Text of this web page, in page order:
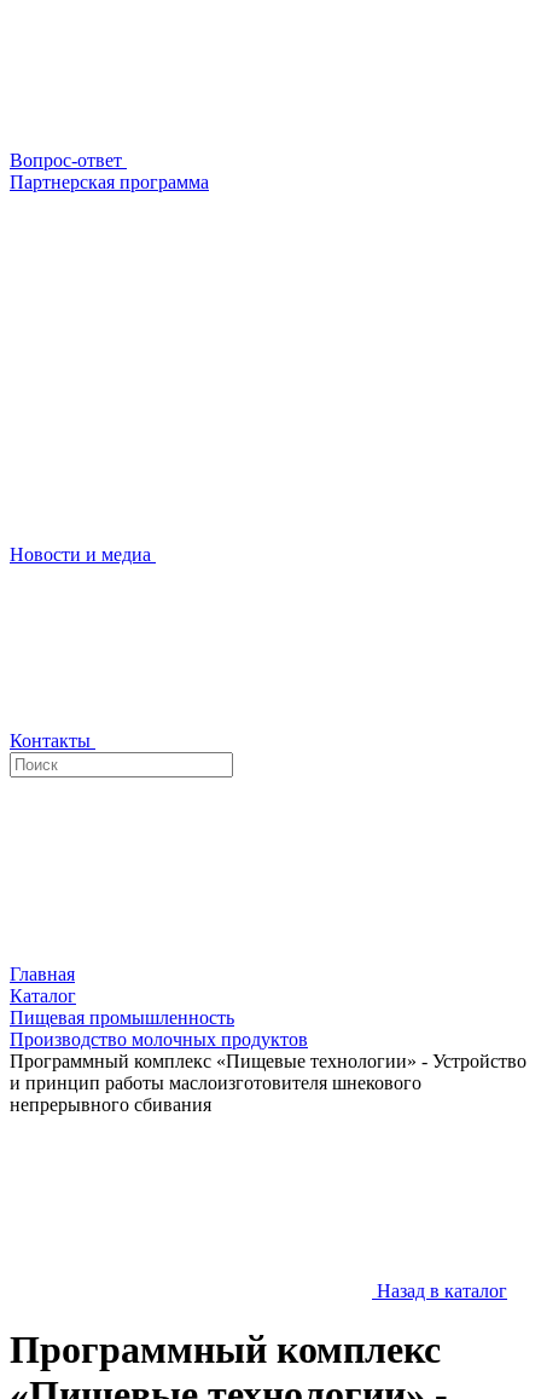
Вопрос-ответ
Партнерская программа
Новости и медиа
Контакты
Главная
Каталог
Пищевая промышленность
Производство молочных продуктов
Программный комплекс «Пищевые технологии» - Устройство
и принцип работы маслоизготовителя шнекового
непрерывного сбивания
Назад в каталог
Программный комплекс